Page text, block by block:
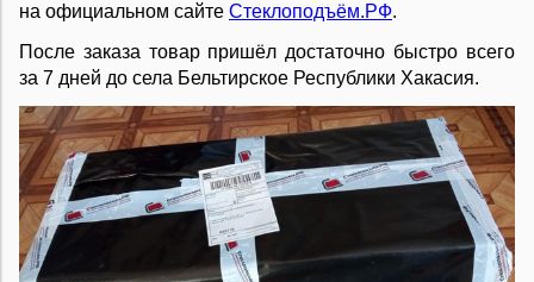
на официальном сайте Стеклоподъём.РФ.
После заказа товар пришёл достаточно быстро всего
за 7 дней до села Бельтирское Республики Хакасия.